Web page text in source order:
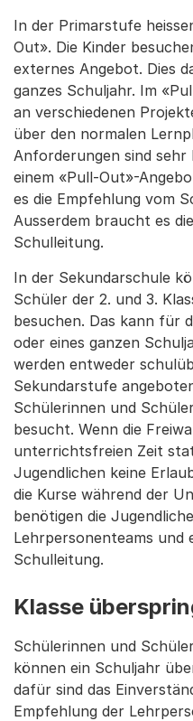
In der Primarstufe
Out». Die Kinder
externes Angebot. Dies
ganzes Schuljahr. Im
an verschiedenen
über den normalen
Anforderungen sind sehr
einem «Pull-Out»-
es die Empfehlung vom
Ausserdem braucht es
Schulleitung.
In der Sekundarschule
Schüler der 2. und 3.
besuchen. Das kann für
oder eines ganzen
werden entweder
Sekundarstufe
Schülerinnen und
besucht. Wenn die
unterrichtsfreien Zeit
Jugendlichen keine
die Kurse während der
benötigen die
Lehrpersonenteams und
Schulleitung.
Klasse
Schülerinnen und
können ein Schuljahr
dafür sind das
Empfehlung der